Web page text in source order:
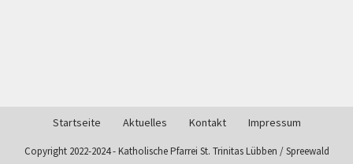
Startseite Aktuelles Kontakt Impressum
Copyright 2022-2024 - Katholische Pfarrei St. Trinitas Lübben / Spreewald